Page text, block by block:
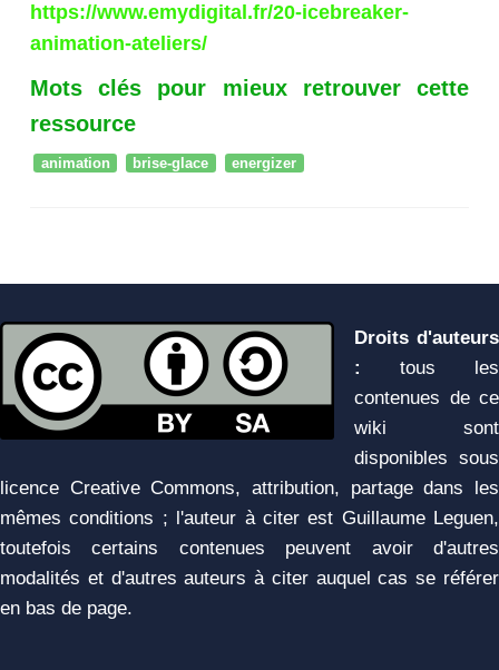
https://www.emydigital.fr/20-icebreaker-
animation-ateliers/
Mots clés pour mieux retrouver cette
ressource
animation brise-glace energizer
Droits d'auteurs
:
tous les
contenues de ce
wiki sont
disponibles sous
licence Creative Commons, attribution, partage dans les
mêmes conditions ; l'auteur à citer est Guillaume Leguen,
toutefois certains contenues peuvent avoir d'autres
modalités et d'autres auteurs à citer auquel cas se référer
en bas de page.